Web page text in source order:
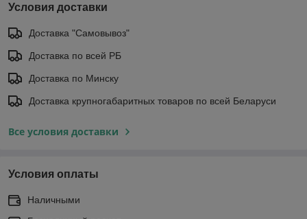
Условия доставки
Доставка "Самовывоз"
Доставка по всей РБ
Доставка по Минску
Доставка крупногабаритных товаров по всей Беларуси
Все условия доставки
Условия оплаты
Наличными